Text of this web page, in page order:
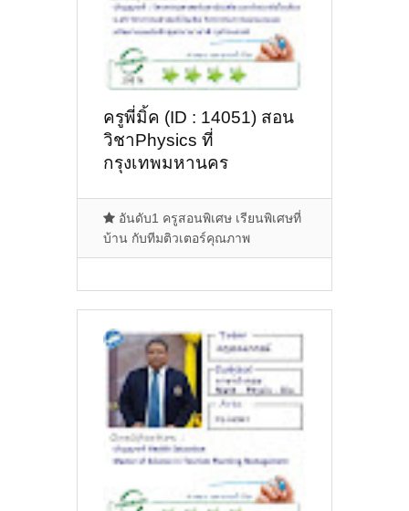
ครูพี่มิ้ค (ID : 14051) สอน
วิชาPhysics ที่
กรุงเทพมหานคร
อันดับ1 ครูสอนพิเศษ เรียนพิเศษที่
บ้าน กับทีมติวเตอร์คุณภาพ